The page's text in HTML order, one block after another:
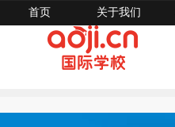
首页 关于我们